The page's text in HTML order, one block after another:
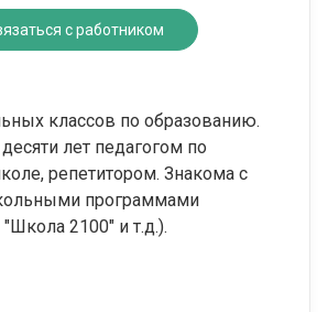
с работником
классов по образованию.
лет педагогом по
репетитором. Знакома с
программами
2100" и т.д.).